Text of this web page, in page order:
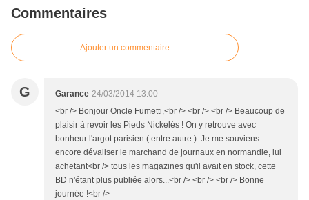
Commentaires
Ajouter un commentaire
G Garance 24/03/2014 13:00
<br /> Bonjour Oncle Fumetti,<br /> <br /> <br /> Beaucoup de
plaisir à revoir les Pieds Nickelés ! On y retrouve avec
bonheur l'argot parisien ( entre autre ). Je me souviens
encore dévaliser le marchand de journaux en normandie, lui
achetant<br /> tous les magazines qu'il avait en stock, cette
BD n'étant plus publiée alors...<br /> <br /> <br /> Bonne
journée !<br />